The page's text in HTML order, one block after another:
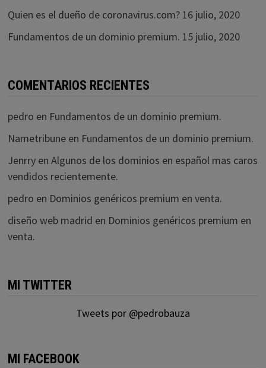
Quien es el dueño de coronavirus.com? 16 julio, 2020
Fundamentos de un dominio premium. 15 julio, 2020
COMENTARIOS RECIENTES
pedro en Fundamentos de un dominio premium.
Nametribuneen Fundamentos de un dominio premium.
Jenrryen Algunos de los dominios en español mas caros
vendidos recientemente.
pedro en Dominios genéricos premium en venta.
diseño web madrid en Dominios genéricos premium en
venta.
MI TWITTER
Tweets por @pedrobauza
MI FACEBOOK